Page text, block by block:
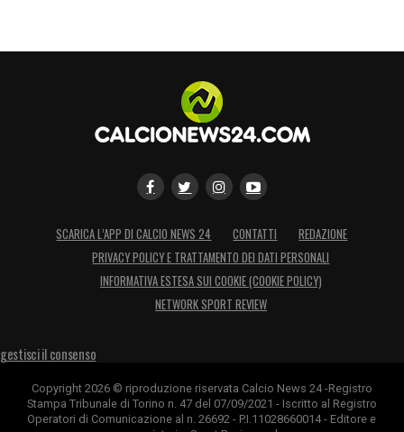
SCARICA L’APP DI CALCIO NEWS 24 CONTATTI
REDAZIONE
PRIVACY POLICY E TRATTAMENTO DEI DATI PERSONALI
INFORMATIVA ESTESA SUI COOKIE (COOKIE POLICY)
NETWORK SPORT REVIEW
gestisci il consenso
Copyright 2026 © riproduzione riservata Calcio News 24 -Registro
Stampa Tribunale di Torino n. 47 del 07/09/2021 - Iscritto al Registro
Operatori di Comunicazione al n. 26692 - P.I.11028660014 - Editore e